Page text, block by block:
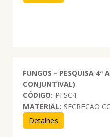
FUNGOS - PESQUISA 4ª
CONJUNTIVAL)
CÓDIGO: PFSC4
MATERIAL: SECRECAO
Detalhes